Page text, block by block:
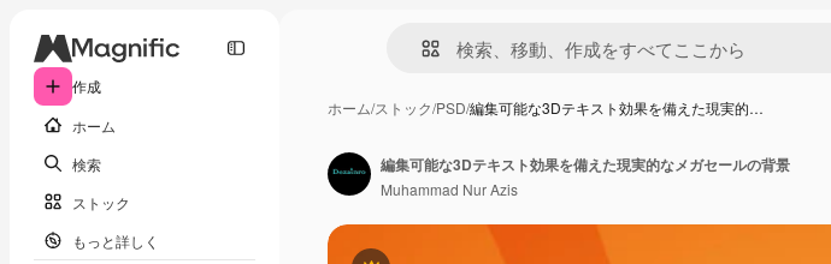
作成
ホーム
検索
ストック
もっと詳しく
ホーム/ストック/PSD/編集可能な3Dテキスト効果を備えた現実的…
編集可能な3Dテキスト効果を備えた現実的なメガセールの背景
Muhammad Nur Azis